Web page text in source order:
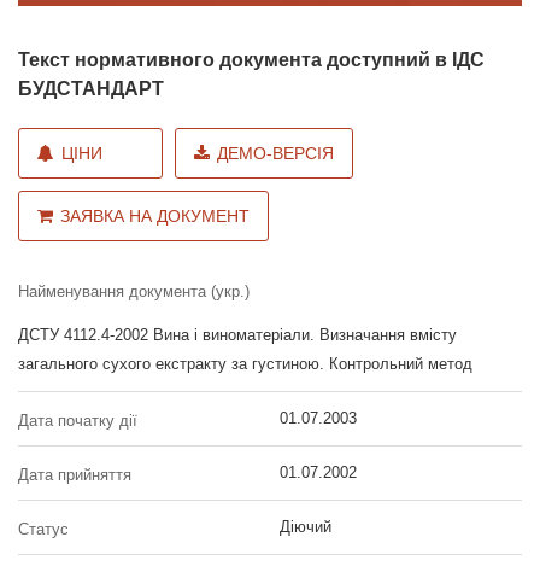
Текст нормативного документа доступний в ІДС
БУДСТАНДАРТ
ЦІНИ ДЕМО-ВЕРСІЯ
ЗАЯВКА НА ДОКУМЕНТ
Найменування документа (укр.)
ДСТУ 4112.4-2002 Вина і виноматеріали. Визначання вмісту
загального сухого екстракту за густиною. Контрольний метод
Дата початку дії 01.07.2003
Дата прийняття 01.07.2002
Статус Діючий